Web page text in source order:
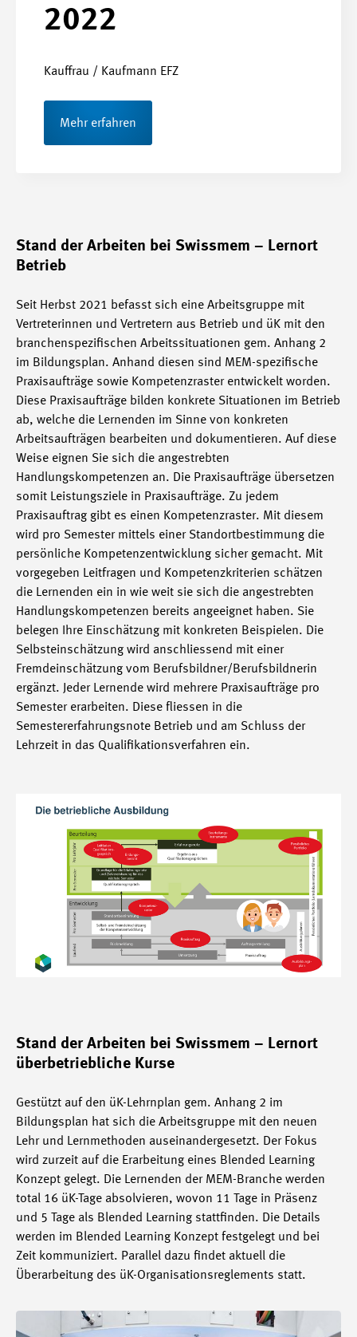
2022
Kauffrau / Kaufmann EFZ
Mehr erfahren
Stand der Arbeiten bei Swissmem – Lernort
Betrieb
Seit Herbst 2021 befasst sich eine Arbeitsgruppe mit
Vertreterinnen und Vertretern aus Betrieb und üK mit den
branchenspezifischen Arbeitssituationen gem. Anhang 2
im Bildungsplan. Anhand diesen sind MEM-spezifische
Praxisaufträge sowie Kompetenzraster entwickelt worden.
Diese Praxisaufträge bilden konkrete Situationen im Betrieb
ab, welche die Lernenden im Sinne von konkreten
Arbeitsaufträgen bearbeiten und dokumentieren. Auf diese
Weise eignen Sie sich die angestrebten
Handlungskompetenzen an. Die Praxisaufträge übersetzen
somit Leistungsziele in Praxisaufträge. Zu jedem
Praxisauftrag gibt es einen Kompetenzraster. Mit diesem
wird pro Semester mittels einer Standortbestimmung die
persönliche Kompetenzentwicklung sicher gemacht. Mit
vorgegeben Leitfragen und Kompetenzkriterien schätzen
die Lernenden ein in wie weit sie sich die angestrebten
Handlungskompetenzen bereits angeeignet haben. Sie
belegen Ihre Einschätzung mit konkreten Beispielen. Die
Selbsteinschätzung wird anschliessend mit einer
Fremdeinschätzung vom Berufsbildner/Berufsbildnerin
ergänzt. Jeder Lernende wird mehrere Praxisaufträge pro
Semester erarbeiten. Diese fliessen in die
Semestererfahrungsnote Betrieb und am Schluss der
Lehrzeit in das Qualifikationsverfahren ein.
Stand der Arbeiten bei Swissmem – Lernort
überbetriebliche Kurse
Gestützt auf den üK-Lehrnplan gem. Anhang 2 im
Bildungsplan hat sich die Arbeitsgruppe mit den neuen
Lehr und Lernmethoden auseinandergesetzt. Der Fokus
wird zurzeit auf die Erarbeitung eines Blended Learning
Konzept gelegt. Die Lernenden der MEM-Branche werden
total 16 üK-Tage absolvieren, wovon 11 Tage in Präsenz
und 5 Tage als Blended Learning stattfinden. Die Details
werden im Blended Learning Konzept festgelegt und bei
Zeit kommuniziert. Parallel dazu findet aktuell die
Überarbeitung des üK-Organisationsreglements statt.